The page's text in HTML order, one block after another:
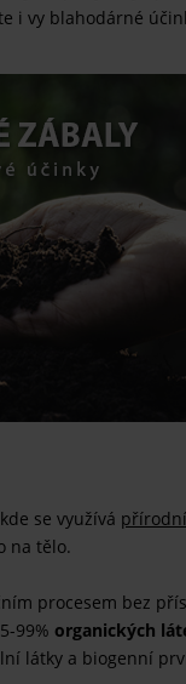
i vy blahodárné
se využívá
na tělo.
procesem bez
99% organických
látky a biogenní